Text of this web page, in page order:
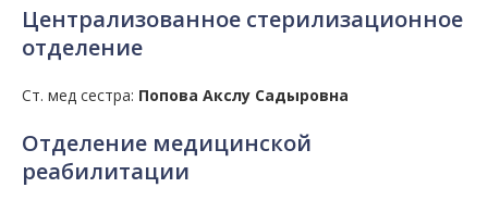
Централизованное стерилизационное
отделение
Ст. мед сестра: Попова Акслу Садыровна
Отделение медицинской
реабилитации